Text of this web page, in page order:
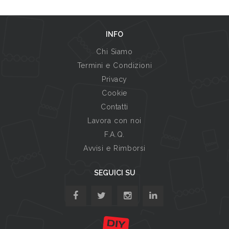
INFO
Chi Siamo
Termini e Condizioni
Privacy
Cookie
Contatti
Lavora con noi
F.A.Q.
Avvisi e Rimborsi
SEGUICI SU